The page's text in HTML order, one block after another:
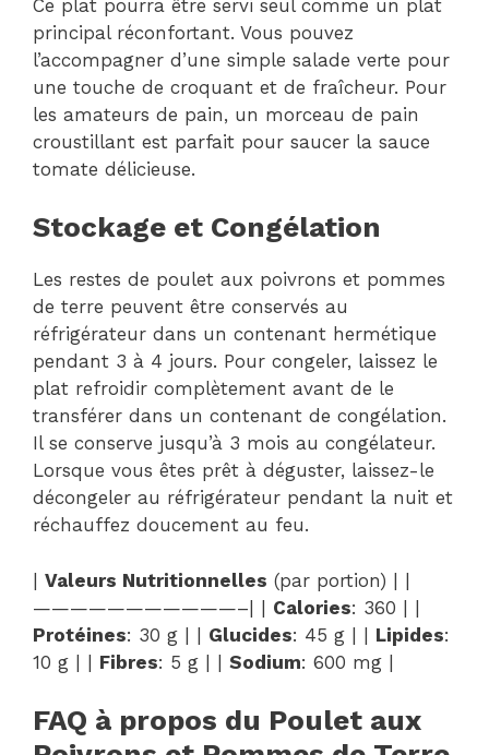
Ce plat pourra être servi seul comme un plat
principal réconfortant. Vous pouvez
l’accompagner d’une simple salade verte pour
une touche de croquant et de fraîcheur. Pour
les amateurs de pain, un morceau de pain
croustillant est parfait pour saucer la sauce
tomate délicieuse.
Stockage et Congélation
Les restes de poulet aux poivrons et pommes
de terre peuvent être conservés au
réfrigérateur dans un contenant hermétique
pendant 3 à 4 jours. Pour congeler, laissez le
plat refroidir complètement avant de le
transférer dans un contenant de congélation.
Il se conserve jusqu’à 3 mois au congélateur.
Lorsque vous êtes prêt à déguster, laissez-le
décongeler au réfrigérateur pendant la nuit et
réchauffez doucement au feu.
| Valeurs Nutritionnelles (par portion) | |
———————————–| | Calories: 360 | |
Protéines: 30 g | | Glucides: 45 g | | Lipides:
10 g | | Fibres: 5 g | | Sodium: 600 mg |
FAQ à propos du Poulet aux